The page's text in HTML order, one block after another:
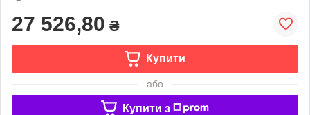
27 526,80 ₴
Купити
або
Купити з